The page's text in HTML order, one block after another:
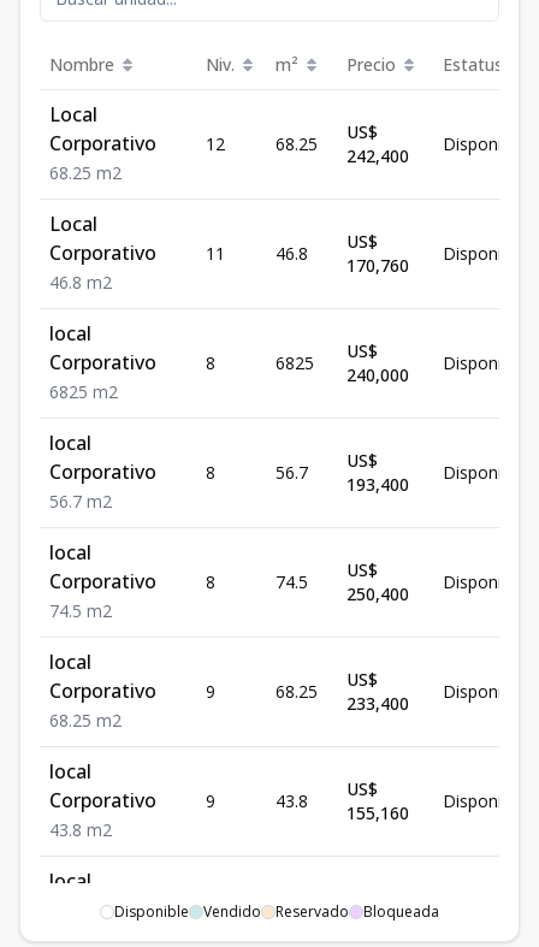
Nombre Niv. m² Precio Estatus
Local
Corporativo
68.25 m2
12 68.25
US$
242,400
Disponible
Local
Corporativo
46.8 m2
11 46.8
US$
170,760
Disponible
local
Corporativo
6825 m2
8 6825
US$
240,000
Disponible
local
Corporativo
56.7 m2
8 56.7
US$
193,400
Disponible
local
Corporativo
74.5 m2
8 74.5
US$
250,400
Disponible
local
Corporativo
68.25 m2
9 68.25
US$
233,400
Disponible
local
Corporativo
43.8 m2
9 43.8
US$
155,160
Disponible
local
Corporativo
56.7m2
10 56.7
199,440
Disponible Vendido Reservado Bloqueada